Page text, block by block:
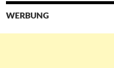
WERBUNG